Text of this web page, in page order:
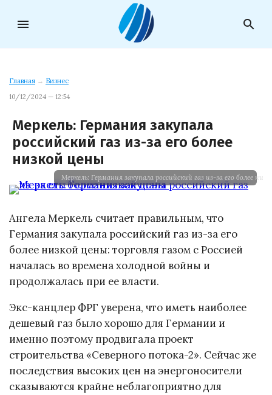
menu search
Главная → Бизнес
10/12/2024 — 12:54
Меркель: Германия закупала
российский газ из-за его более
низкой цены
Меркель: Германия закупала российский газ из-за его более
Ангела Меркель считает правильным, что
Германия закупала российский газ из-за его
более низкой цены: торговля газом с Россией
началась во времена холодной войны и
продолжалась при ее власти.
Экс-канцлер ФРГ уверена, что иметь наиболее
дешевый газ было хорошо для Германии и
именно поэтому продвигала проект
строительства «Северного потока-2». Сейчас же
последствия высоких цен на энергоносители
сказываются крайне неблагоприятно для